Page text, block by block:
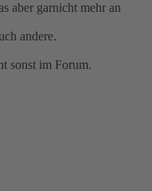
aber garnicht mehr an
andere.
sonst im Forum.